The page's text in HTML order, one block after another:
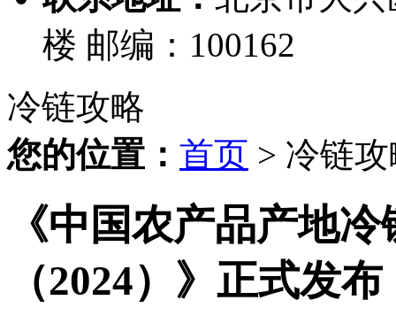
楼 邮编：100162
冷链攻略
您的位置： 首页 > 冷链
《中国农产品产地
（2024）》正式发布